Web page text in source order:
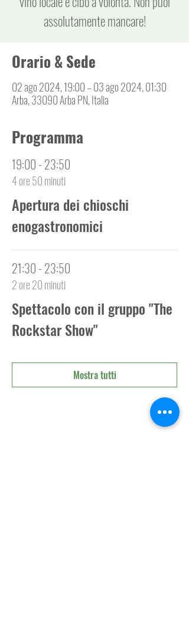
assolutamente mancare!
Orario & Sede
02 ago 2024, 19:00 – 03 ago 2024, 01:30
Arba, 33090 Arba PN, Italia
Programma
19:00 - 23:50
4 ore 50 minuti
Apertura dei chioschi
enogastronomici
21:30 - 23:50
2 ore 20 minuti
Spettacolo con il gruppo "The
Rockstar Show"
Mostra tutti